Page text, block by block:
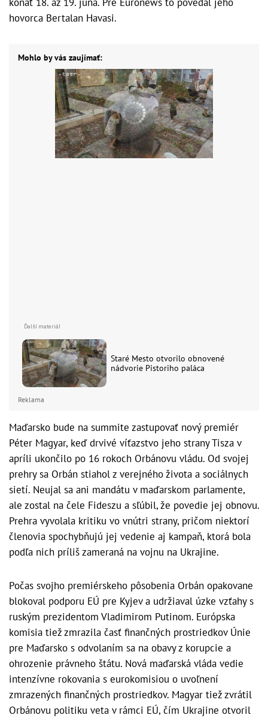
hovorca Bertalan Havasi.
Mohlo by vás zaujímať:
Staré Mesto otvorilo obnovené
nádvorie Pistoriho paláca
Reklama
Maďarsko bude na summite zastupovať nový premiér
Péter Magyar, keď drvivé víťazstvo jeho strany Tisza v
apríli ukončilo po 16 rokoch Orbánovu vládu. Od svojej
prehry sa Orbán stiahol z verejného života a sociálnych
sietí. Neujal sa ani mandátu v maďarskom parlamente,
ale zostal na čele Fideszu a sľúbil, že povedie jej obnovu.
Prehra vyvolala kritiku vo vnútri strany, pričom niektorí
členovia spochybňujú jej vedenie aj kampaň, ktorá bola
podľa nich príliš zameraná na vojnu na Ukrajine.
Počas svojho premiérskeho pôsobenia Orbán opakovane
blokoval podporu EÚ pre Kyjev a udržiaval úzke vzťahy s
ruským prezidentom Vladimirom Putinom. Európska
komisia tiež zmrazila časť finančných prostriedkov Únie
pre Maďarsko s odvolaním sa na obavy z korupcie a
ohrozenie právneho štátu. Nová maďarská vláda vedie
intenzívne rokovania s eurokomisiou o uvoľnení
zmrazených finančných prostriedkov. Magyar tiež zvrátil
Orbánovu politiku veta v rámci EÚ, čím Ukrajine otvoril